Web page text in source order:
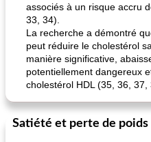
pois chiches rôtis aux épices
associés à un risque accru
33, 34).
La recherche a démontré
peut réduire le cholestérol
manière significative,
potentiellement dangereux
cholestérol HDL (35, 36, 37,
Satiété et perte de poids